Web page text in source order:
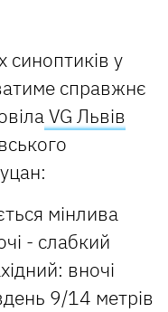
синоптиків у
справжнє
VG Львів
мінлива
- слабкий
вночі
9/14 метрів